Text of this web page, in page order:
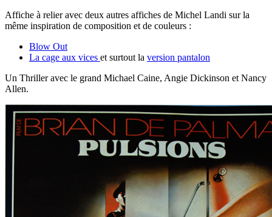
Affiche à relier avec deux autres affiches de Michel Landi sur la
même inspiration de composition et de couleurs :
Blow Out
La cage aux vices et surtout la version pantalon
Un Thriller avec le grand Michael Caine, Angie Dickinson et Nancy
Allen.